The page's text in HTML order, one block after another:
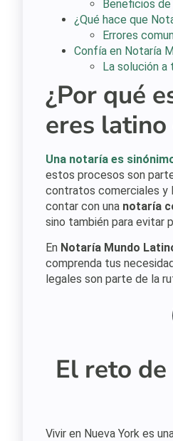
Beneficios
¿Qué hace que
Errores
Confía en Notaría
La solución
¿Por qué
eres latino
Una notaría es
estos procesos son
contratos comerciales y
contar con una notaría
sino también para evitar
En Notaría Mundo
comprenda tus
legales son parte de la
El reto
Vivir en Nueva York es